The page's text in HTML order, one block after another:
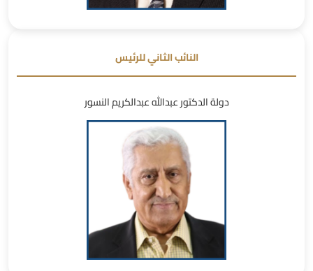
النائب الثاني للرئيس
دولة الدكتور عبدالله عبدالكريم النسور